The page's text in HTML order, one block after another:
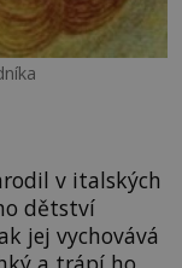
v italských
dětství
jej vychovává